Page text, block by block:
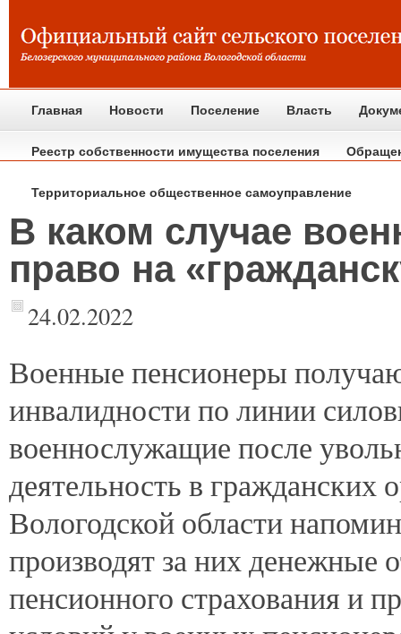
Главная Новости Поселение Власть
Реестр собственности имущества поселения
Территориальное общественное самоуправление
В каком случае
право на
24.02.2022
Военные пенсионеры
инвалидности по линии
военнослужащие после
деятельность в
Вологодской области
производят за них денежные
пенсионного страхования и